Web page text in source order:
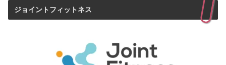
ジョイントフィットネス